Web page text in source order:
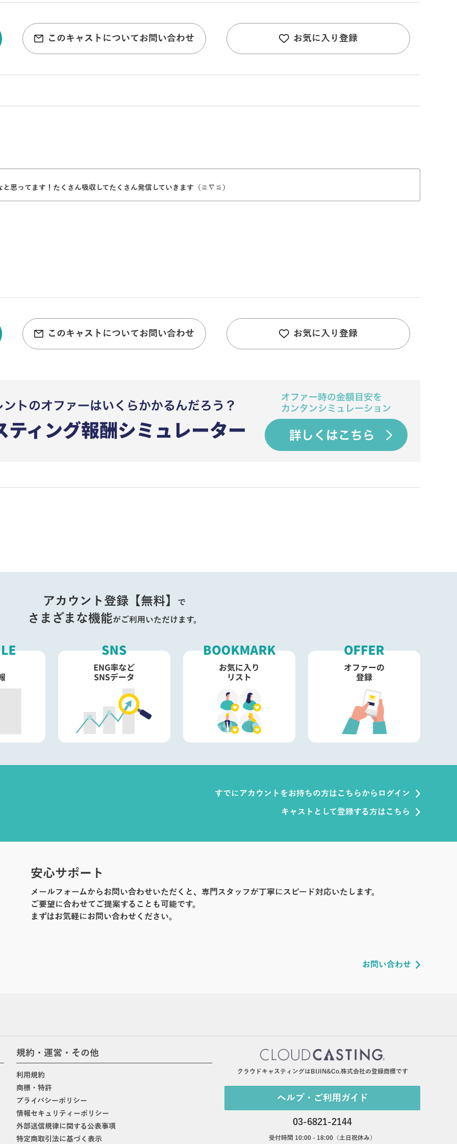
このキャストについてお問い合わせ お気に入り登録
思ってます！たくさん吸収してたくさん発信していきます（≧∇≦）
このキャストについてお問い合わせ お気に入り登録
アカウント登録【無料】 で
さまざまな機能がご利用いただけます。
すでにアカウントをお持ちの方はこちらからログイン
キャストとして登録する方はこちら
安心サポート
メールフォームからお問い合わせいただくと、専門スタッフが丁寧にスピード対応いたします。
ご要望に合わせてご提案することも可能です。
まずはお気軽にお問い合わせください。
お問い合わせ
規約・運営・その他
利用規約
商標・特許
プライバシーポリシー
情報セキュリティーポリシー
外部送信規律に関する公表事項
特定商取引法に基づく表示
クラウドキャスティングはBIJIN&Co.株式会社の登録商標です
ヘルプ・ご利用ガイド
03-6821-2144
受付時間 10:00 - 18:00（土日祝休み）